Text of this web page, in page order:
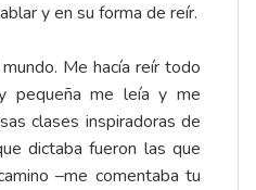
y en su forma de reír.
Me hacía reír todo
pequeña me leía y me
clases inspiradoras de
dictaba fueron las que
–me comentaba tu